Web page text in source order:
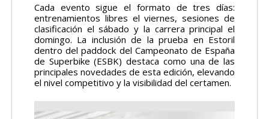
Cada evento sigue el formato de tres días:
entrenamientos libres el viernes, sesiones de
clasificación el sábado y la carrera principal el
domingo. La inclusión de la prueba en Estoril
dentro del paddock del Campeonato de España
de Superbike (ESBK) destaca como una de las
principales novedades de esta edición, elevando
el nivel competitivo y la visibilidad del certamen.